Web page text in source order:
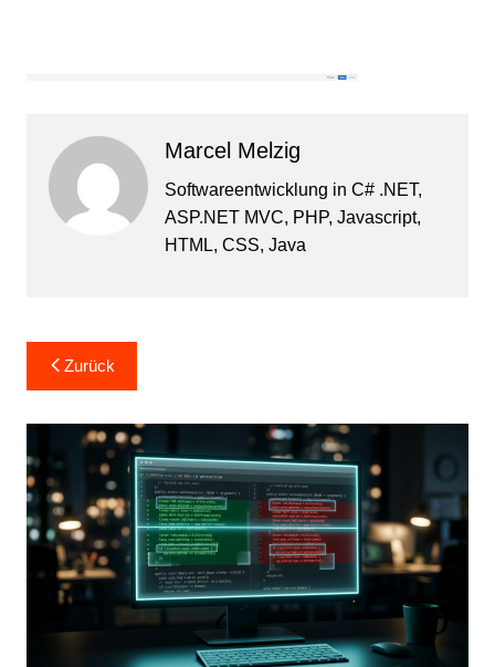
Marcel Melzig
Softwareentwicklung in C# .NET,
ASP.NET MVC, PHP, Javascript,
HTML, CSS, Java
Beitragsnavigation
Zurück